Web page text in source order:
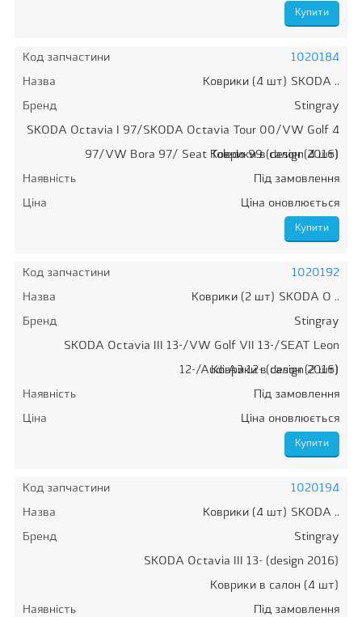
Код запчастини
1020184
Назва
Коврики (4 шт) SKODA ..
Бренд
Stingray
SKODA Octavia I 97/SKODA Octavia Tour 00/VW Golf 4
97/VW Bora 97/ Seat Toledo 99 (design 2016)
Коврики в салон (4 шт)
Наявність
Під замовлення
Ціна
Ціна оновлюється
Код запчастини
1020192
Назва
Коврики (2 шт) SKODA O ..
Бренд
Stingray
SKODA Octavia III 13-/VW Golf VII 13-/SEAT Leon
12-/Audi A3 12- (design 2016)
Коврики в салон (2 шт)
Наявність
Під замовлення
Ціна
Ціна оновлюється
Код запчастини
1020194
Назва
Коврики (4 шт) SKODA ..
Бренд
Stingray
SKODA Octavia III 13- (design 2016)
Коврики в салон (4 шт)
Наявність
Під замовлення